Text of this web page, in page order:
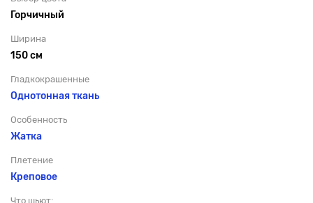
Горчичный
Ширина
150 см
Гладкокрашенные
Однотонная ткань
Особенность
Жатка
Плетение
Креповое
Что шьют: